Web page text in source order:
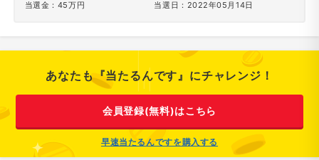
当選金：45万円 当選日：2022年05月14日
あなたも『当たるんです』にチャレンジ！
会員登録(無料)はこちら
早速当たるんですを購入する